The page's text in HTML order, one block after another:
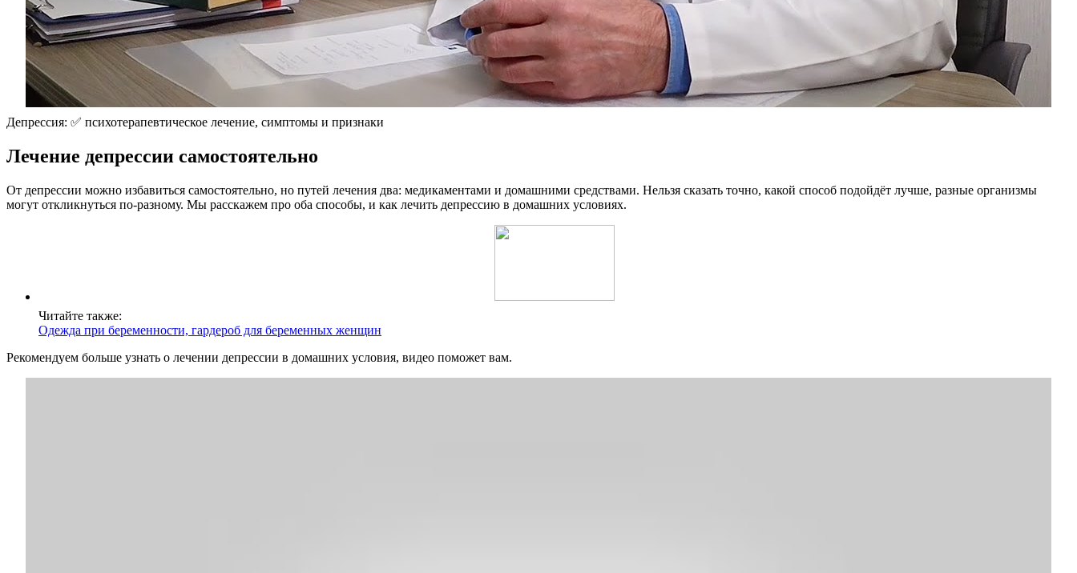
Депрессия: ✅ психотерапевтическое лечение, симптомы и признаки
Лечение депрессии самостоятельно
От депрессии можно избавиться самостоятельно, но путей лечения два: медикаментами и домашними средствами. Нельзя сказать точно, какой способ подойдёт лучше, разные организмы
могут откликнуться по-разному. Мы расскажем про оба способы, и как лечить депрессию в домашних условиях.
Читайте также:
Одежда при беременности, гардероб для беременных женщин
Рекомендуем больше узнать о лечении депрессии в домашних условия, видео поможет вам.